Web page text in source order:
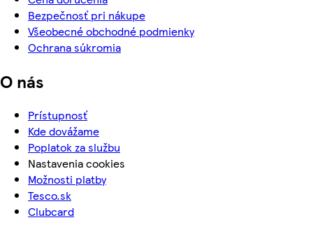
Bezpečnosť pri nákupe
Všeobecné obchodné podmienky
Ochrana súkromia
O nás
Prístupnosť
Kde dovážame
Poplatok za službu
Nastavenia cookies
Možnosti platby
Tesco.sk
Clubcard